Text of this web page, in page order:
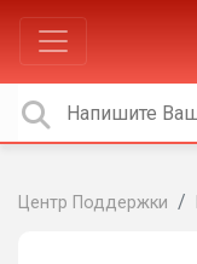
Центр Поддержки